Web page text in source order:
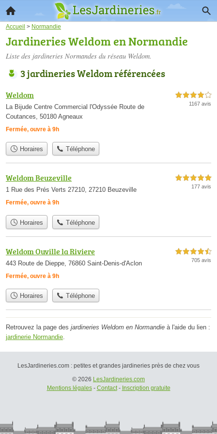
Accueil > Normandie
Jardineries Weldom en Normandie
Liste des jardineries Normandes du réseau Weldom.
3 jardineries Weldom référencées
Weldom
La Bijude Centre Commercial l'Odyssée Route de
Coutances, 50180 Agneaux
Fermée, ouvre à 9h
4,0 étoiles sur 5
1167 avis
Horaires Téléphone
Weldom Beuzeville
1 Rue des Prés Verts 27210, 27210 Beuzeville
Fermée, ouvre à 9h
5,0 étoiles sur 5
177 avis
Horaires Téléphone
Weldom Ouville la Riviere
443 Route de Dieppe, 76860 Saint-Denis-d'Aclon
Fermée, ouvre à 9h
4,5 étoiles sur 5
705 avis
Horaires Téléphone
Retrouvez la page des jardineries Weldom en Normandie à l'aide du lien :
jardinerie Normandie.
LesJardineries.com : petites et grandes jardineries près de chez vous
© 2026 LesJardineries.com
Mentions légales- Contact- Inscription gratuite